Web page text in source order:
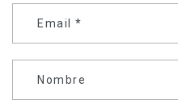
Email *
Nombre